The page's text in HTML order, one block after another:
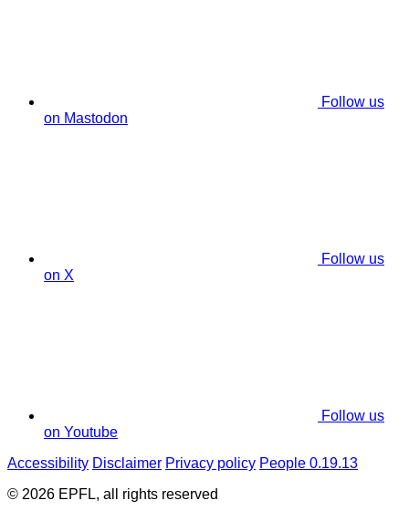
Follow us
on Mastodon
Follow us
on X
Follow us
on Youtube
Accessibility Disclaimer Privacy policy People 0.19.13
© 2026 EPFL, all rights reserved